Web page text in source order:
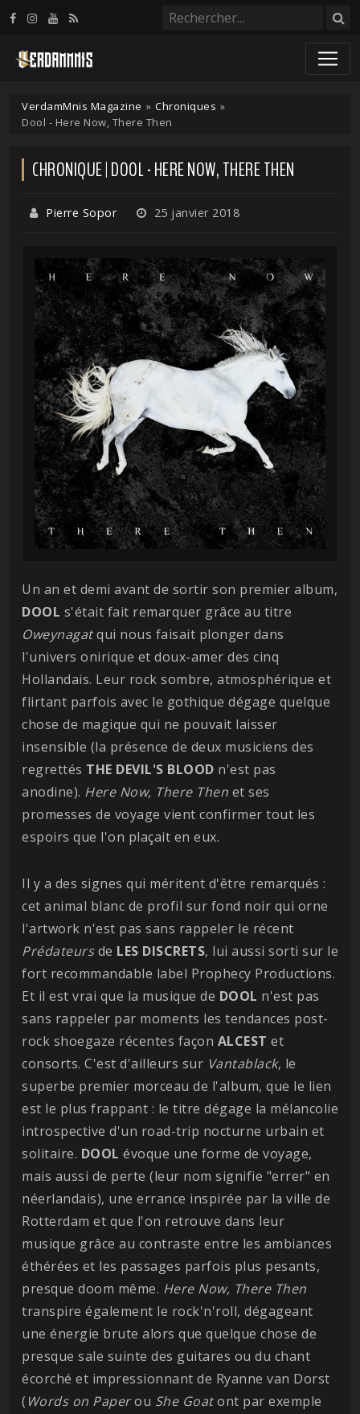
VerdamMnis Magazine » Chroniques »
Dool - Here Now, There Then
CHRONIQUE | DOOL - HERE NOW, THERE THEN
Pierre Sopor 25 janvier 2018
Un an et demi avant de sortir son premier album,
DOOL s'était fait remarquer grâce au titre
Oweynagatqui nous faisait plonger dans
l'univers onirique et doux-amer des cinq
Hollandais. Leur rock sombre, atmosphérique et
flirtant parfois avec le gothique dégage quelque
chose de magique qui ne pouvait laisser
insensible (la présence de deux musiciens des
regrettés THE DEVIL'S BLOOD n'est pas
anodine). Here Now, There Then et ses
promesses de voyage vient confirmer tout les
espoirs que l'on plaçait en eux.
Il y a des signes qui méritent d'être remarqués :
cet animal blanc de profil sur fond noir qui orne
l'artwork n'est pas sans rappeler le récent
Prédateursde LES DISCRETS, lui aussi sorti sur le
fort recommandable label Prophecy Productions.
Et il est vrai que la musique de DOOL n'est pas
sans rappeler par moments les tendances post-
rock shoegaze récentes façon ALCEST et
consorts. C'est d'ailleurs sur Vantablack, le
superbe premier morceau de l'album, que le lien
est le plus frappant : le titre dégage la mélancolie
introspective d'un road-trip nocturne urbain et
solitaire. DOOL évoque une forme de voyage,
mais aussi de perte (leur nom signifie "errer" en
néerlandais), une errance inspirée par la ville de
Rotterdam et que l'on retrouve dans leur
musique grâce au contraste entre les ambiances
éthérées et les passages parfois plus pesants,
presque doom même. Here Now, There Then
transpire également le rock'n'roll, dégageant
une énergie brute alors que quelque chose de
presque sale suinte des guitares ou du chant
écorché et impressionnant de Ryanne van Dorst
( Words on Paperou She Goatont par exemple
Panneau de gestion des cookies